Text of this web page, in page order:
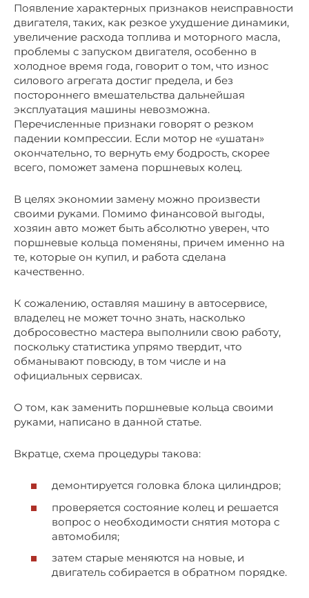
Появление характерных признаков неисправности
двигателя, таких, как резкое ухудшение динамики,
увеличение расхода топлива и моторного масла,
проблемы с запуском двигателя, особенно в
холодное время года, говорит о том, что износ
силового агрегата достиг предела, и без
постороннего вмешательства дальнейшая
эксплуатация машины невозможна.
Перечисленные признаки говорят о резком
падении компрессии. Если мотор не «ушатан»
окончательно, то вернуть ему бодрость, скорее
всего, поможет замена поршневых колец.
В целях экономии замену можно произвести
своими руками. Помимо финансовой выгоды,
хозяин авто может быть абсолютно уверен, что
поршневые кольца поменяны, причем именно на
те, которые он купил, и работа сделана
качественно.
К сожалению, оставляя машину в автосервисе,
владелец не может точно знать, насколько
добросовестно мастера выполнили свою работу,
поскольку статистика упрямо твердит, что
обманывают повсюду, в том числе и на
официальных сервисах.
О том, как заменить поршневые кольца своими
руками, написано в данной статье.
Вкратце, схема процедуры такова:
демонтируется головка блока цилиндров;
проверяется состояние колец и решается
вопрос о необходимости снятия мотора с
автомобиля;
затем старые меняются на новые, и
двигатель собирается в обратном порядке.